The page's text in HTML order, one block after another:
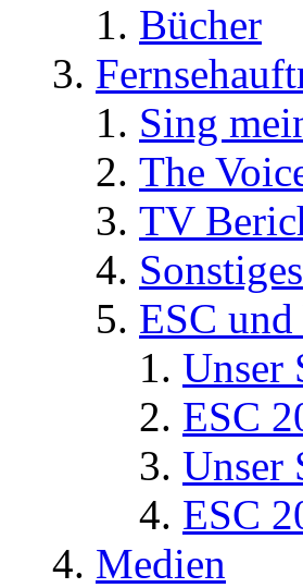
Bücher
Sing
The
TV
Sonstiges
ESC
Unser
ESC
Unser
ESC
Medien